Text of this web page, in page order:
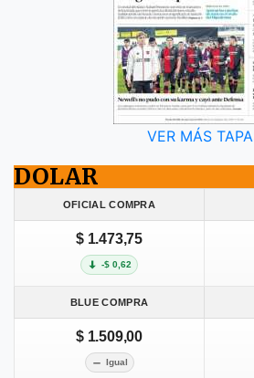
VER MÁS
DOLAR
OFICIAL COMPRA
$ 1.473,75
-$ 0,62
BLUE COMPRA
$ 1.509,00
Igual